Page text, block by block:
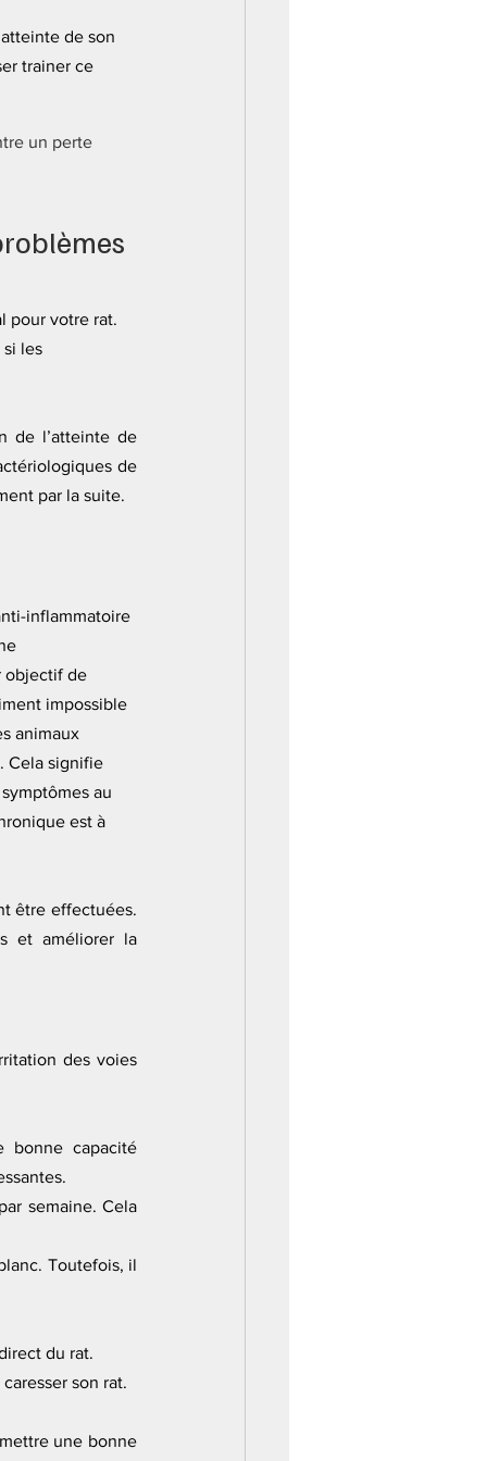
de son
trainer ce
un perte
pour votre rat.
si les
de l’atteinte de
de
par la suite.
inflammatoire
objectif de
impossible
animaux
Cela signifie
au
est à
être effectuées.
et améliorer la
des voies
bonne capacité
semaine. Cela
Toutefois, il
du rat.
son rat.
une bonne